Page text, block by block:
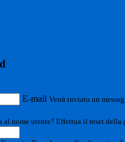
E-mail Verrà inviato un
al nome utente? Effettua il reset della